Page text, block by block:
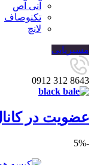
آنی آص
تکنوصاف
لانچ
مسیریابی
8643 312 0912
عضویت در
-5%